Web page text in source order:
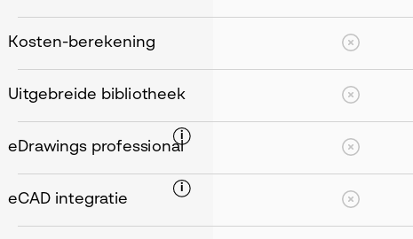
Kosten-berekening
Uitgebreide bibliotheek
eDrawings professional
i
eCAD integratie
i